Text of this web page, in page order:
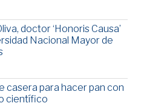
doctor ‘Honoris Causa’
Nacional Mayor de
casera para hacer pan con
científico